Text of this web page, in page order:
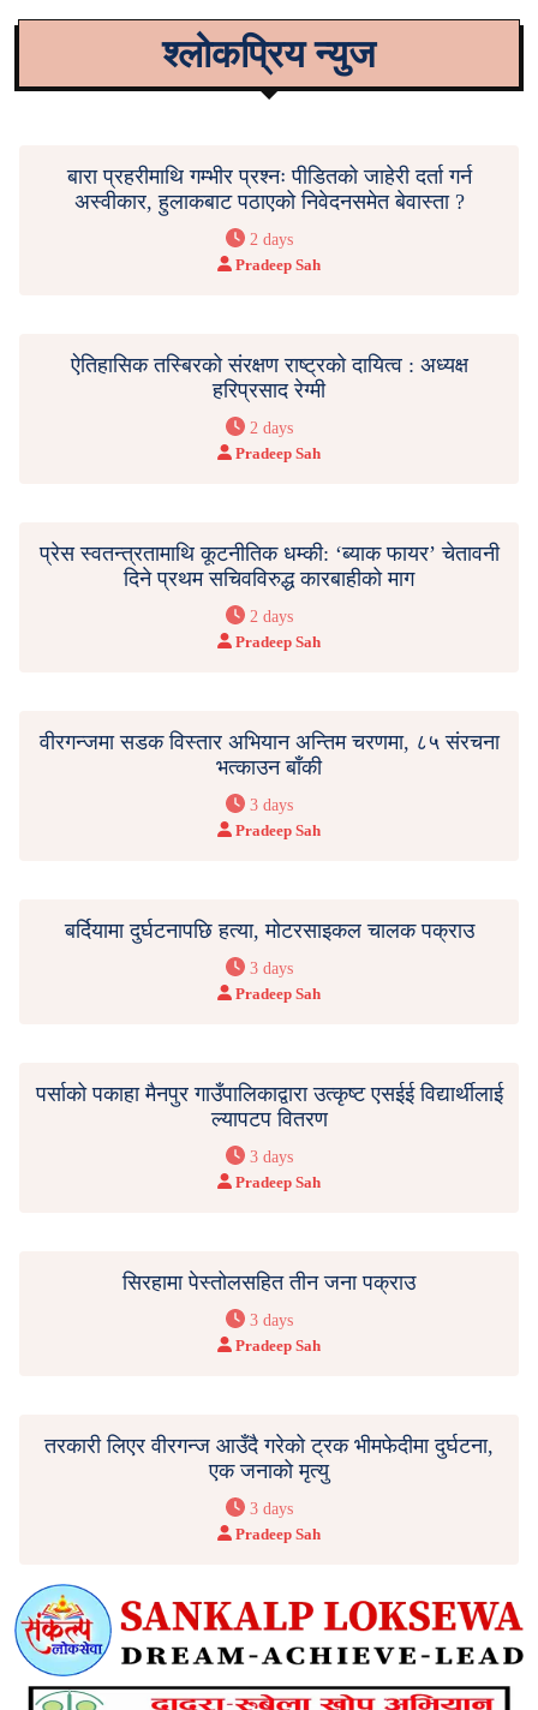
श्लोकप्रिय न्युज
बारा प्रहरीमाथि गम्भीर प्रश्नः पीडितको जाहेरी दर्ता गर्न
अस्वीकार, हुलाकबाट पठाएको निवेदनसमेत बेवास्ता ?
2 days
Pradeep Sah
ऐतिहासिक तस्बिरको संरक्षण राष्ट्रको दायित्व : अध्यक्ष
हरिप्रसाद रेग्मी
2 days
Pradeep Sah
प्रेस स्वतन्त्रतामाथि कूटनीतिक धम्की: ‘ब्याक फायर’ चेतावनी
दिने प्रथम सचिवविरुद्ध कारबाहीको माग
2 days
Pradeep Sah
वीरगन्जमा सडक विस्तार अभियान अन्तिम चरणमा, ८५ संरचना
भत्काउन बाँकी
3 days
Pradeep Sah
बर्दियामा दुर्घटनापछि हत्या, मोटरसाइकल चालक पक्राउ
3 days
Pradeep Sah
पर्साको पकाहा मैनपुर गाउँपालिकाद्वारा उत्कृष्ट एसईई विद्यार्थीलाई
ल्यापटप वितरण
3 days
Pradeep Sah
सिरहामा पेस्तोलसहित तीन जना पक्राउ
3 days
Pradeep Sah
तरकारी लिएर वीरगन्ज आउँदै गरेको ट्रक भीमफेदीमा दुर्घटना,
एक जनाको मृत्यु
3 days
Pradeep Sah